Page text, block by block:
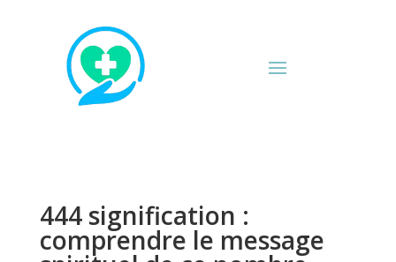
444 signification :
comprendre le message